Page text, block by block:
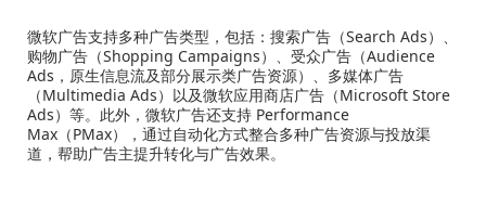
微软广告支持多种广告类型，包括：搜索广告（Search Ads）、
购物广告（Shopping Campaigns）、受众广告（Audience
Ads，原生信息流及部分展示类广告资源）、多媒体广告
（Multimedia Ads）以及微软应用商店广告（Microsoft Store
Ads）等。此外，微软广告还支持 Performance
Max（PMax），通过自动化方式整合多种广告资源与投放渠
道，帮助广告主提升转化与广告效果。